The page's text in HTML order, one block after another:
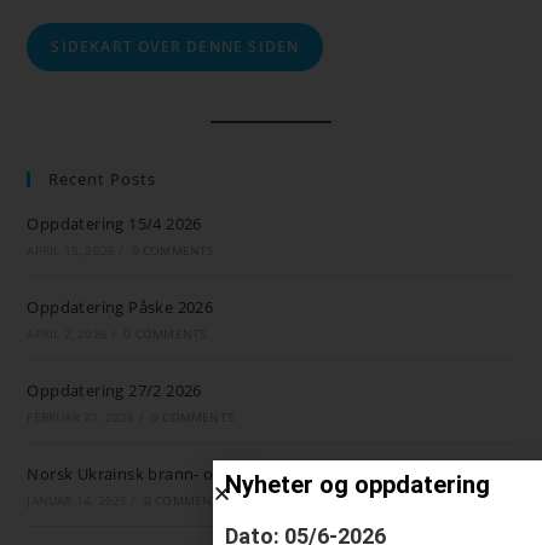
SIDEKART OVER DENNE SIDEN
Recent Posts
Oppdatering 15/4 2026
Oppdatering Påske 2026
Oppdatering 27/2 2026
Norsk Ukrainsk brann- og ambulansestøtte
0 COMMENTS
Nyheter og oppdatering
Dato: 05/6-2026